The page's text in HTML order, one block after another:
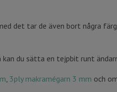
det tar de även bort några
du sätta en tejpbit runt
, 3ply makramégarn 3 mm och